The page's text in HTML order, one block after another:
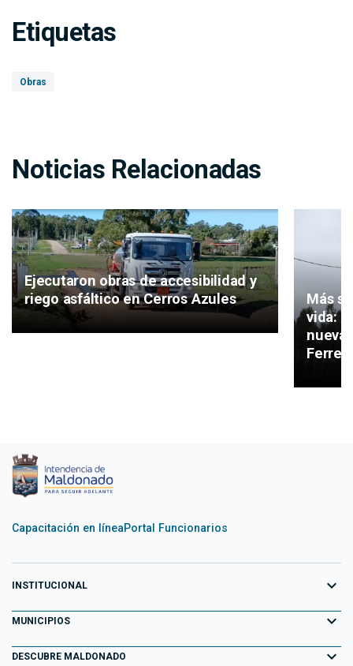
Etiquetas
Obras
Noticias Relacionadas
Ejecutaron obras de accesibilidad y
riego asfáltico en Cerros Azules
Más
vida:
nueva
Capacitación en líneaPortal Funcionarios
INSTITUCIONAL expand_more
Equipo de Gobierno
Primeros 100 días
MUNICIPIOS expand_more
Aiguá
DESCUBRE MALDONADO expand_more